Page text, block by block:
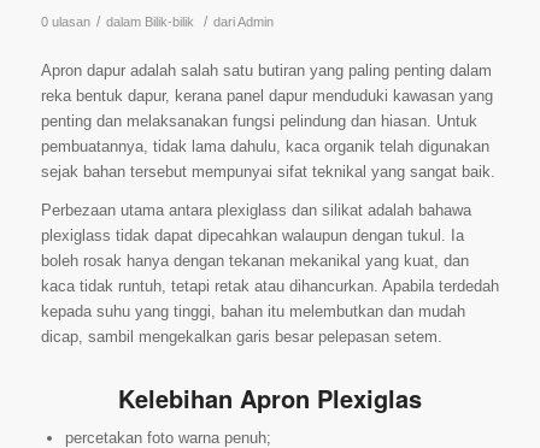
0 ulasan / dalam Bilik-bilik / dariAdmin
Apron dapur adalah salah satu butiran yang paling penting dalam
reka bentuk dapur, kerana panel dapur menduduki kawasan yang
penting dan melaksanakan fungsi pelindung dan hiasan. Untuk
pembuatannya, tidak lama dahulu, kaca organik telah digunakan
sejak bahan tersebut mempunyai sifat teknikal yang sangat baik.
Perbezaan utama antara plexiglass dan silikat adalah bahawa
plexiglass tidak dapat dipecahkan walaupun dengan tukul. Ia
boleh rosak hanya dengan tekanan mekanikal yang kuat, dan
kaca tidak runtuh, tetapi retak atau dihancurkan. Apabila terdedah
kepada suhu yang tinggi, bahan itu melembutkan dan mudah
dicap, sambil mengekalkan garis besar pelepasan setem.
Kelebihan Apron Plexiglas
percetakan foto warna penuh;